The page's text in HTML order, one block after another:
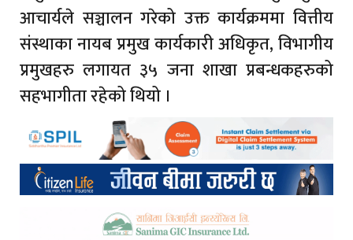
आचार्यले सञ्चालन गरेको उक्त कार्यक्रममा वित्तीय
संस्थाका नायब प्रमुख कार्यकारी अधिकृत, विभागीय
प्रमुखहरु लगायत ३५ जना शाखा प्रबन्धकहरुको
सहभागीता रहेको थियो ।